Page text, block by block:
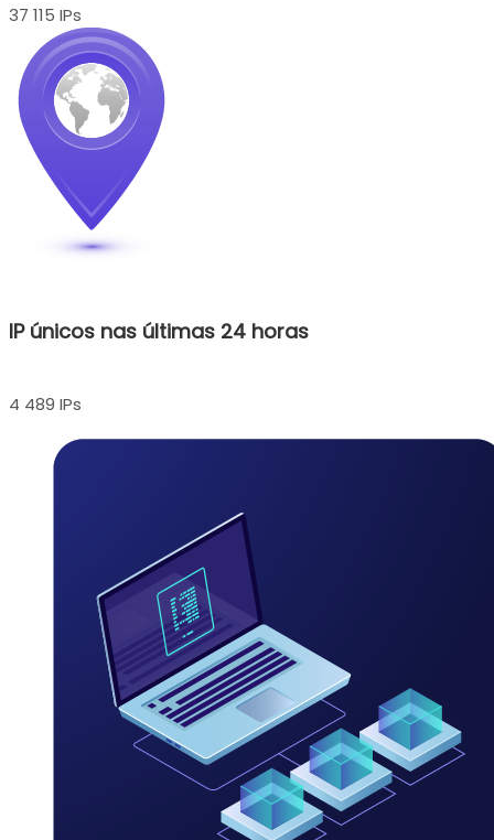
37 115 IPs
IP únicos nas últimas 24 horas
4 489 IPs